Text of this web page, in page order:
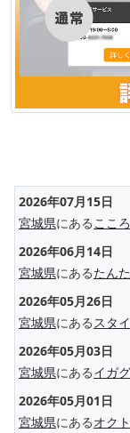
2026年07月15日
宮城県にある ここ
2026年06月14日
宮城県にあるたん
2026年05月26日
宮城県にある スタ
2026年05月03日
宮城県にあるイガ
2026年05月01日
宮城県にあるオク